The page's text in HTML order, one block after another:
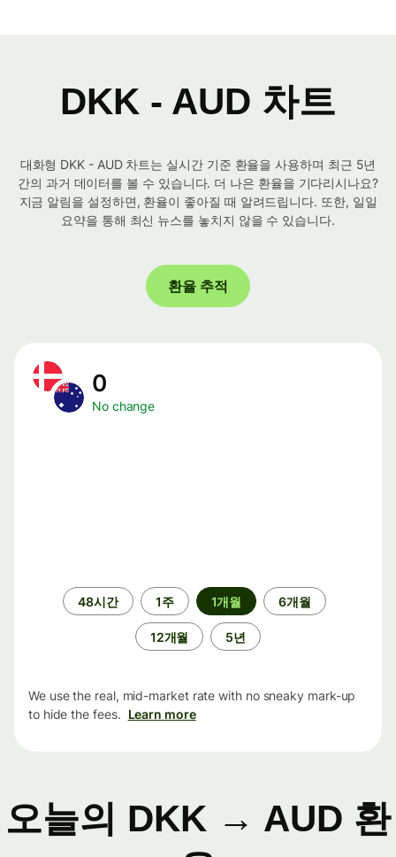
DKK - AUD 차트
대화형 DKK - AUD 차트는 실시간 기준 환율을 사용하며 최근 5년
간의 과거 데이터를 볼 수 있습니다. 더 나은 환율을 기다리시나요?
지금 알림을 설정하면, 환율이 좋아질 때 알려드립니다. 또한, 일일
요약을 통해 최신 뉴스를 놓치지 않을 수 있습니다.
환율 추적
0
No change
48시간 1주 1개월 6개월
12개월 5년
We use the real, mid-market rate with no sneaky mark-up
to hide the fees. Learn more
오늘의 DKK → AUD 환